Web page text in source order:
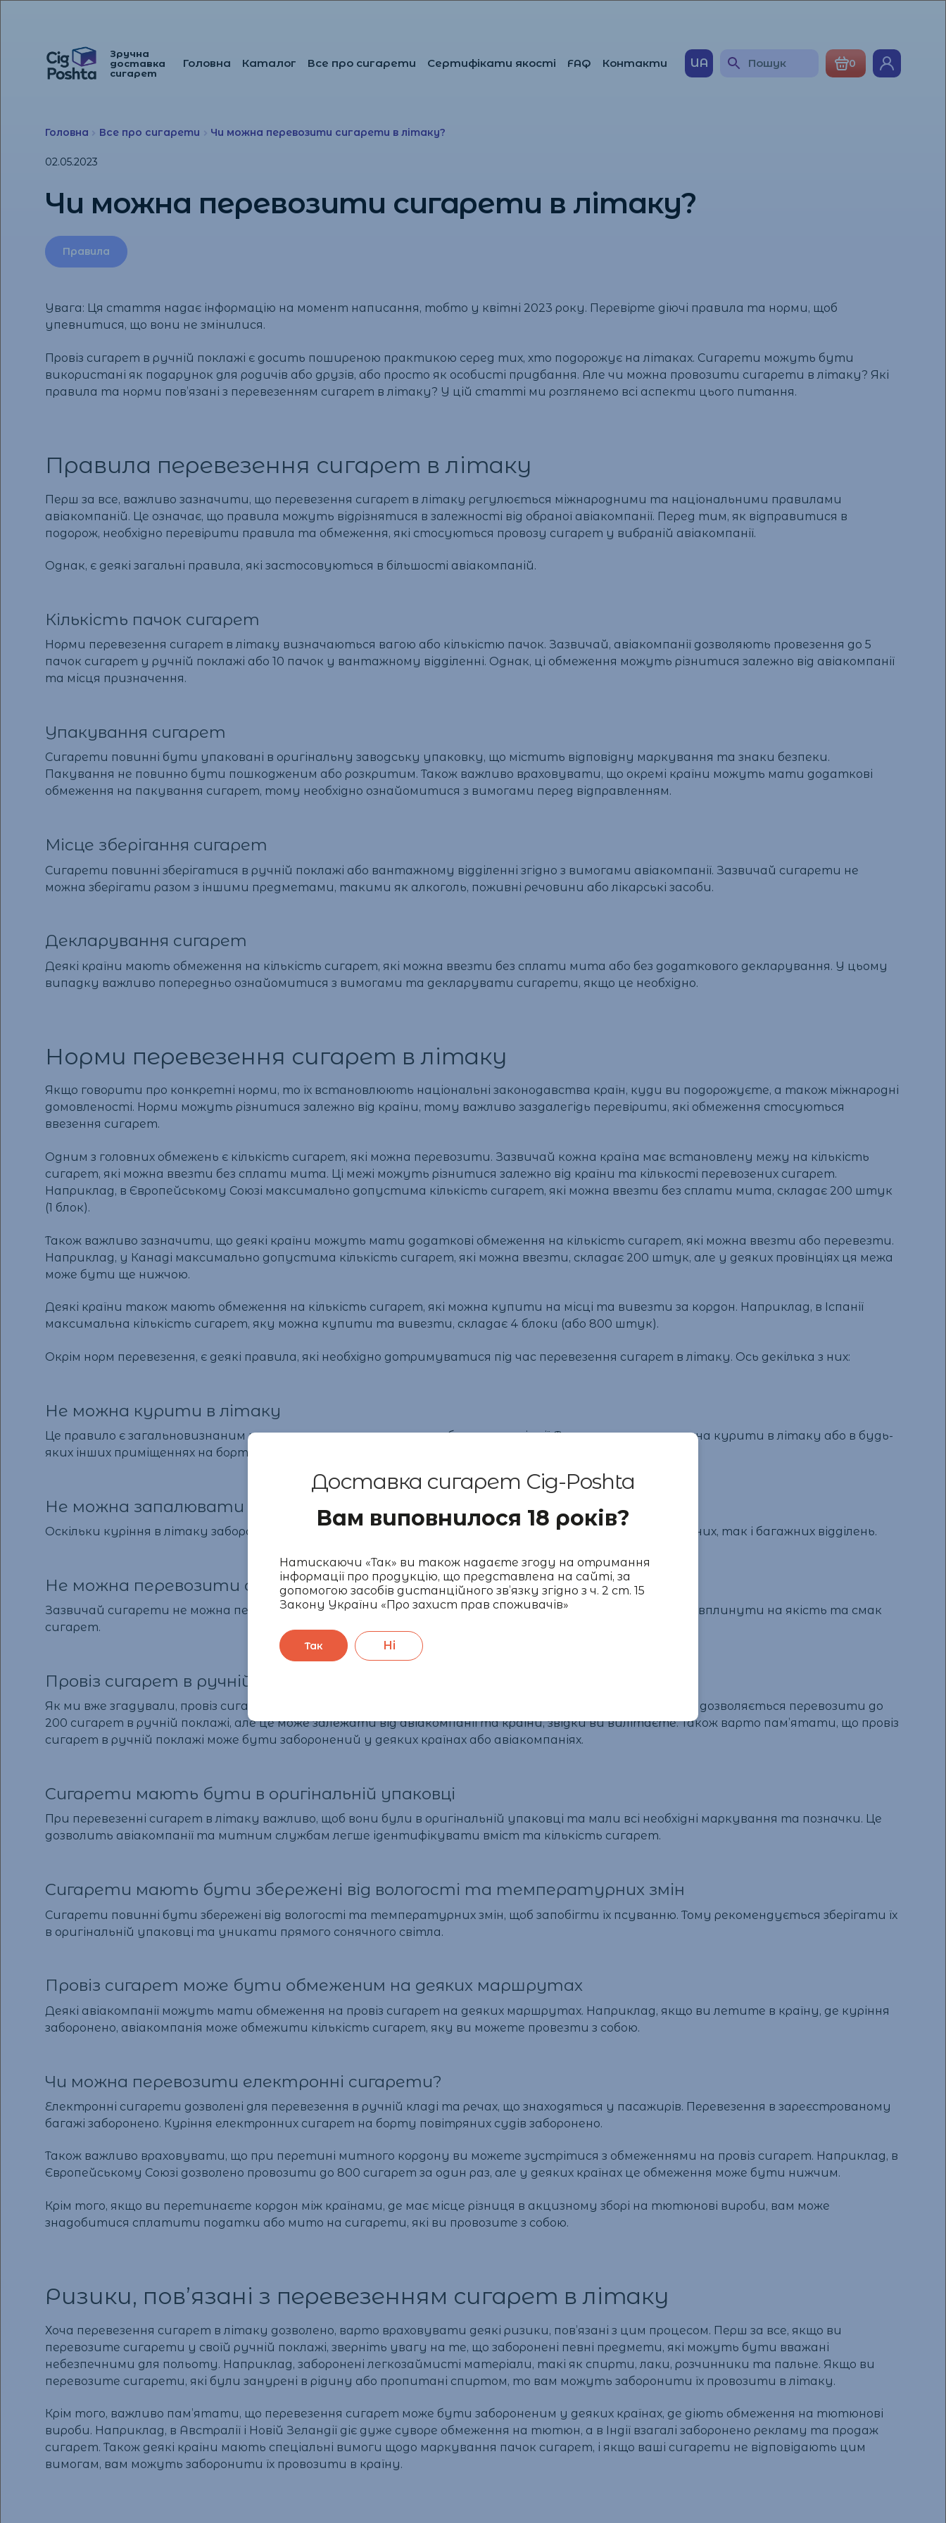
Доставка сигарет Cig-Poshta
Вам виповнилося 18 років?
Натискаючи «Так» ви також надаєте згоду на отримання
інформації про продукцію, що представлена на сайті, за
допомогою засобів дистанційного зв’язку згідно з ч. 2 ст. 15
Закону України «Про захист прав споживачів»
Так Ні
Зручна
доставка
сигарет
Перейти
Перейти
Головна Каталог Все про сигарети Сертифікати якості FAQ Контакти UA 0
Головна Все про сигарети Чи можна перевозити сигарети в літаку?
02.05.2023
Чи можна перевозити сигарети в літаку?
Правила
Увага: Ця стаття надає інформацію на момент написання, тобто у квітні 2023 року. Перевірте діючі правила та норми, щоб
упевнитися, що вони не змінилися.
Провіз сигарет в ручній поклажі є досить поширеною практикою серед тих, хто подорожує на літаках. Сигарети можуть бути
використані як подарунок для родичів або друзів, або просто як особисті придбання. Але чи можна провозити сигарети в літаку? Які
правила та норми пов’язані з перевезенням сигарет в літаку? У цій статті ми розглянемо всі аспекти цього питання.
Правила перевезення сигарет в літаку
Перш за все, важливо зазначити, що перевезення сигарет в літаку регулюється міжнародними та національними правилами
авіакомпаній. Це означає, що правила можуть відрізнятися в залежності від обраної авіакомпанії. Перед тим, як відправитися в
подорож, необхідно перевірити правила та обмеження, які стосуються провозу сигарет у вибраній авіакомпанії.
Однак, є деякі загальні правила, які застосовуються в більшості авіакомпаній.
Кількість пачок сигарет
Норми перевезення сигарет в літаку визначаються вагою або кількістю пачок. Зазвичай, авіакомпанії дозволяють провезення до 5
пачок сигарет у ручній поклажі або 10 пачок у вантажному відділенні. Однак, ці обмеження можуть різнитися залежно від авіакомпанії
та місця призначення.
Упакування сигарет
Сигарети повинні бути упаковані в оригінальну заводську упаковку, що містить відповідну маркування та знаки безпеки.
Пакування не повинно бути пошкодженим або розкритим. Також важливо враховувати, що окремі країни можуть мати додаткові
обмеження на пакування сигарет, тому необхідно ознайомитися з вимогами перед відправленням.
Місце зберігання сигарет
Сигарети повинні зберігатися в ручній поклажі або вантажному відділенні згідно з вимогами авіакомпанії. Зазвичай сигарети не
можна зберігати разом з іншими предметами, такими як алкоголь, поживні речовини або лікарські засоби.
Декларування сигарет
Деякі країни мають обмеження на кількість сигарет, які можна ввезти без сплати мита або без додаткового декларування. У цьому
випадку важливо попередньо ознайомитися з вимогами та декларувати сигарети, якщо це необхідно.
Норми перевезення сигарет в літаку
Якщо говорити про конкретні норми, то їх встановлюють національні законодавства країн, куди ви подорожуєте, а також міжнародні
домовленості. Норми можуть різнитися залежно від країни, тому важливо заздалегідь перевірити, які обмеження стосуються
ввезення сигарет.
Одним з головних обмежень є кількість сигарет, які можна перевозити. Зазвичай кожна країна має встановлену межу на кількість
сигарет, які можна ввезти без сплати мита. Ці межі можуть різнитися залежно від країни та кількості перевозених сигарет.
Наприклад, в Європейському Союзі максимально допустима кількість сигарет, які можна ввезти без сплати мита, складає 200 штук
(1 блок).
Також важливо зазначити, що деякі країни можуть мати додаткові обмеження на кількість сигарет, які можна ввезти або перевезти.
Наприклад, у Канаді максимально допустима кількість сигарет, які можна ввезти, складає 200 штук, але у деяких провінціях ця межа
може бути ще нижчою.
Деякі країни також мають обмеження на кількість сигарет, які можна купити на місці та вивезти за кордон. Наприклад, в Іспанії
максимальна кількість сигарет, яку можна купити та вивезти, складає 4 блоки (або 800 штук).
Окрім норм перевезення, є деякі правила, які необхідно дотримуватися під час перевезення сигарет в літаку. Ось декілька з них:
Не можна курити в літаку
Це правило є загальновизнаним та встановлюється вимогами безпеки в авіації. Тому сигарети не можна курити в літаку або в будь-
яких інших приміщеннях на борту літака.
Не можна запалювати сигарети
Оскільки куріння в літаку заборонене, також заборонено запалювати сигарети. Це стосується як ручних, так і багажних відділень.
Не можна перевозити сигарети в багажі
Зазвичай сигарети не можна перевозити в багажі, оскільки температура в багажних відділеннях може вплинути на якість та смак
сигарет.
Провіз сигарет в ручній поклажі обмежений
Як ми вже згадували, провіз сигарет в літаку дозволено, але кількість може бути обмеженою. Зазвичай дозволяється перевозити до
200 сигарет в ручній поклажі, але це може залежати від авіакомпанії та країни, звідки ви вилітаєте. Також варто пам’ятати, що провіз
сигарет в ручній поклажі може бути заборонений у деяких країнах або авіакомпаніях.
Сигарети мають бути в оригінальній упаковці
При перевезенні сигарет в літаку важливо, щоб вони були в оригінальній упаковці та мали всі необхідні маркування та позначки. Це
дозволить авіакомпанії та митним службам легше ідентифікувати вміст та кількість сигарет.
Сигарети мають бути збережені від вологості та температурних змін
Сигарети повинні бути збережені від вологості та температурних змін, щоб запобігти їх псуванню. Тому рекомендується зберігати їх
в оригінальній упаковці та уникати прямого сонячного світла.
Провіз сигарет може бути обмеженим на деяких маршрутах
Деякі авіакомпанії можуть мати обмеження на провіз сигарет на деяких маршрутах. Наприклад, якщо ви летите в країну, де куріння
заборонено, авіакомпанія може обмежити кількість сигарет, яку ви можете провезти з собою.
Чи можна перевозити електронні сигарети?
Електронні сигарети дозволені для перевезення в ручній кладі та речах, що знаходяться у пасажирів. Перевезення в зареєстрованому
багажі заборонено. Куріння електронних сигарет на борту повітряних судів заборонено.
Також важливо враховувати, що при перетині митного кордону ви можете зустрітися з обмеженнями на провіз сигарет. Наприклад, в
Європейському Союзі дозволено провозити до 800 сигарет за один раз, але у деяких країнах це обмеження може бути нижчим.
Крім того, якщо ви перетинаєте кордон між країнами, де має місце різниця в акцизному зборі на тютюнові вироби, вам може
знадобитися сплатити податки або мито на сигарети, які ви провозите з собою.
Ризики, пов’язані з перевезенням сигарет в літаку
Хоча перевезення сигарет в літаку дозволено, варто враховувати деякі ризики, пов’язані з цим процесом. Перш за все, якщо ви
перевозите сигарети у своїй ручній поклажі, зверніть увагу на те, що заборонені певні предмети, які можуть бути вважані
небезпечними для польоту. Наприклад, заборонені легкозаймисті матеріали, такі як спирти, лаки, розчинники та пальне. Якщо ви
перевозите сигарети, які були занурені в рідину або пропитані спиртом, то вам можуть заборонити їх провозити в літаку.
Крім того, важливо пам’ятати, що перевезення сигарет може бути забороненим у деяких країнах, де діють обмеження на тютюнові
вироби. Наприклад, в Австралії і Новій Зеландії діє дуже суворе обмеження на тютюн, а в Індії взагалі заборонено рекламу та продаж
сигарет. Також деякі країни мають спеціальні вимоги щодо маркування пачок сигарет, і якщо ваші сигарети не відповідають цим
вимогам, вам можуть заборонити їх провозити в країну.